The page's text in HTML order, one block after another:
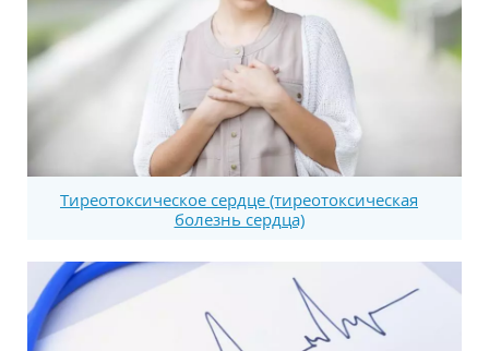
Тиреотоксическое сердце (тиреотоксическая
болезнь сердца)